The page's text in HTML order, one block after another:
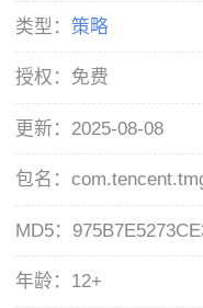
类型：策略
授权： 免费
更新： 2025-08-08
包名：
MD5：
年龄： 12+